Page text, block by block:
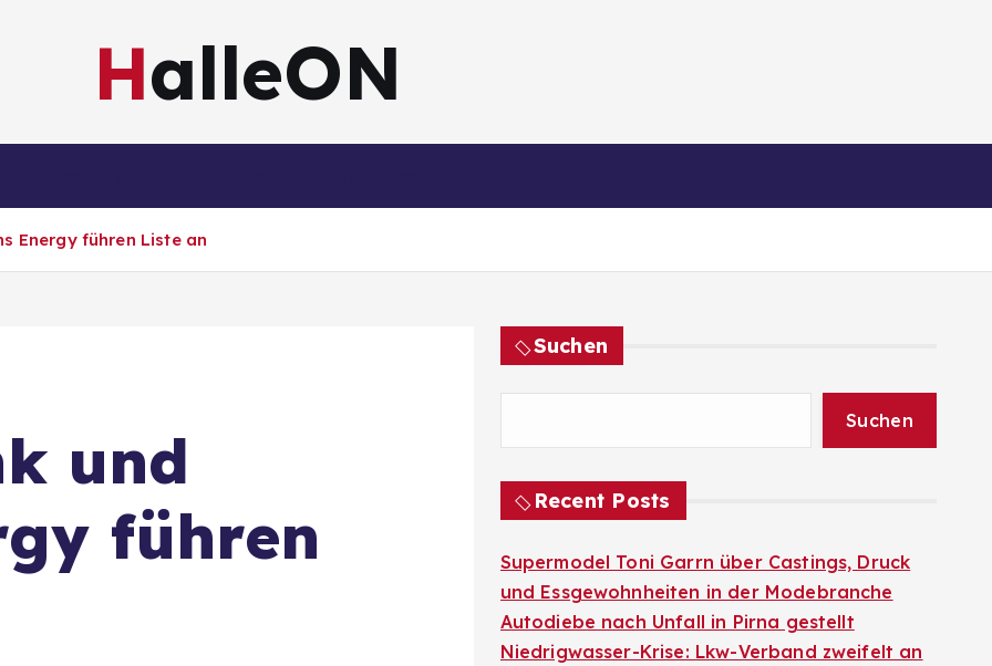
HalleON
Energy führen Liste an
und
führen
Suchen
Suchen
Recent Posts
Supermodel Toni Garrn über Castings, Druck
und Essgewohnheiten in der Modebranche
Autodiebe nach Unfall in Pirna gestellt
Niedrigwasser-Krise: Lkw-Verband zweifelt an